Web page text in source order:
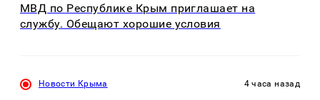
МВД по Республике Крым приглашает на
службу. Обещают хорошие условия
Новости Крыма 4 часа назад